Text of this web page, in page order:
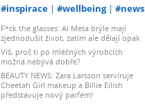
#inspirace #wellbeing #news
F*ck the glasses: AI Meta brýle mají
zjednodušit život, zatím ale dělají opak
Víš, proč ti po mléčných výrobcích
možná nebývá dobře?
BEAUTY NEWS: Zara Larsson servíruje
Cheetah Girl makeup a Billie Eilish
představuje nový parfém!